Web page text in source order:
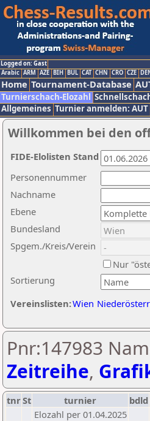
Logged on: Gast
Arabic ARM AZE BIH BUL CAT CHN CRO CZE
Home Tournament-Database
Turnierschach-Elozahl
Allgemeines Turnier anmelden: AUT
Willkommen bei den
Nachname
Ebene
Sortierung
Personennummer
Bundesland
Spgem./Kreis/Verein
Nur
Vereinslisten:Wien
FIDE-Elolisten Stand
Pnr:147983
Zeitreihe,
tnrSt turnier bdld
Elozahl per 01.04.2025